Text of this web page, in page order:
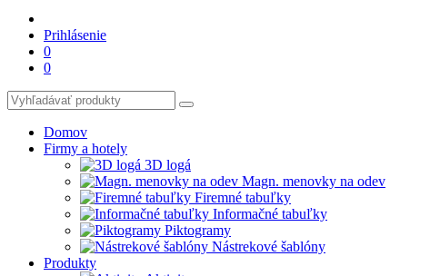
Prihlásenie
0
0
Domov
Firmy a hotely
3D logá
Magn. menovky na odev
Firemné tabuľky
Informačné tabuľky
Piktogramy
Nástrekové šablóny
Produkty